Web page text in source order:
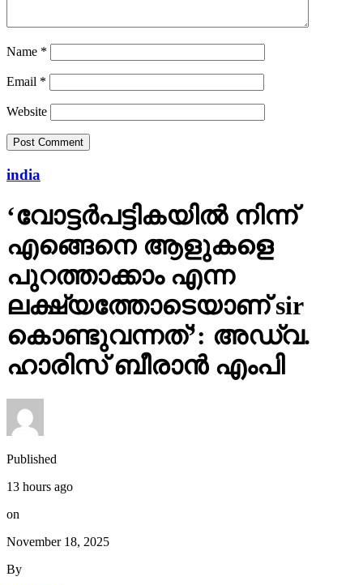
Name *
Email *
Website
india
‘വോട്ടര്‍പട്ടികയില്‍ നിന്ന്
എങ്ങെനെ ആളുകളെ
പുറത്താക്കാം എന്ന
ലക്ഷ്യത്തോടെയാണ് sir
കൊണ്ടുവന്നത്’: അഡ്വ.
ഹാരിസ് ബീരാൻ എംപി
Published
13 hours ago
on
November 18, 2025
By